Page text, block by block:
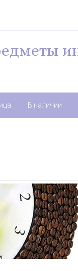
В наличии
29.09.2017
Часы из кофейных зерен
работы
from_korolev